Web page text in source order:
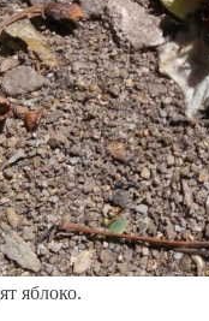
яблоко.